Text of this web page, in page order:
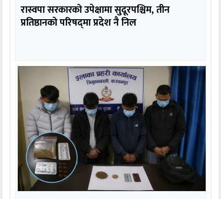
रास्वपा सरकारको उपेक्षामा सुदूरपश्चिम, तीन
प्रतिष्ठानको परिषद्‌मा प्रदेश नै निल